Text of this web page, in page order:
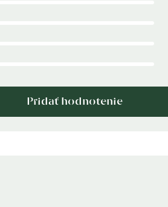
Pridať hodnotenie